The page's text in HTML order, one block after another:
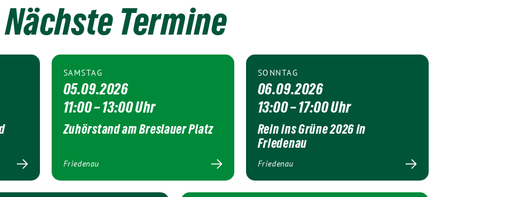
Nächste Termine
SAMSTAG
05.09.2026
11:00 – 13:00 Uhr
Zuhörstand am Breslauer Platz
Friedenau
SONNTAG
06.09.2026
13:00 – 17:00 Uhr
Rein ins Grüne 2026 in
Friedenau
Friedenau